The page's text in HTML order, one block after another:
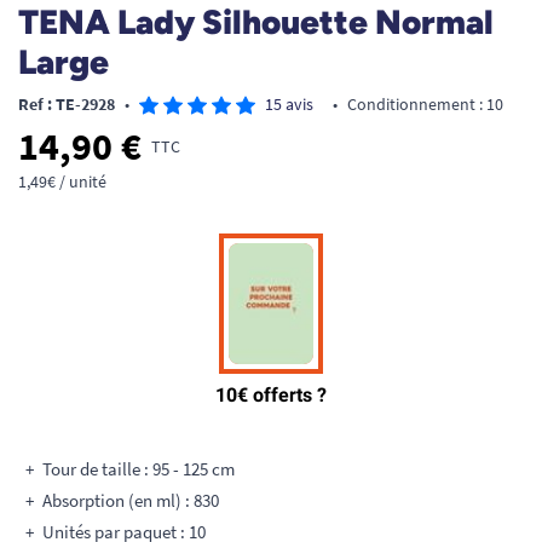
TENA Lady Silhouette Normal
Large
Ref : TE-2928 • 15 avis • Conditionnement : 10
14,90 € TTC
1,49€ / unité
Tour de taille : 95 - 125 cm
Absorption (en ml) : 830
Unités par paquet : 10